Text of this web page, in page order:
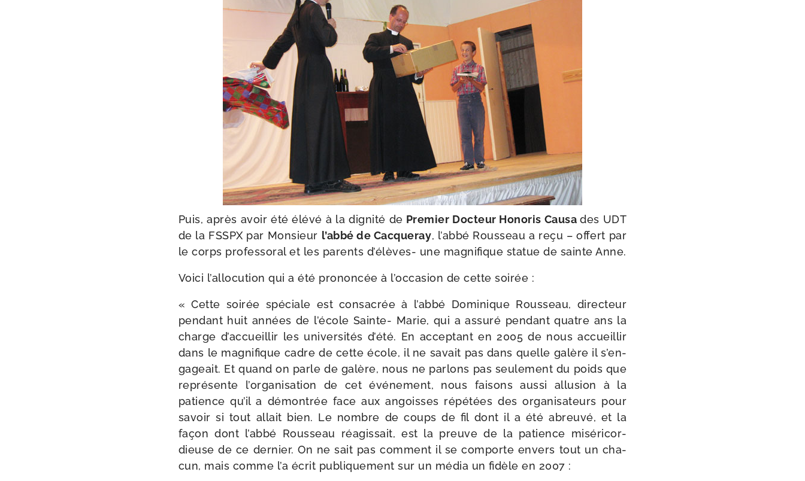
Puis, après avoir été élé­vé à la digni­té de Premier Docteur Honoris Causades UDT
de la FSSPX par Monsieur l’ab­bé de Cacqueray, l’ab­bé Rousseau a reçu – offert par
le corps pro­fes­so­ral et les parents d’élèves- une magni­fique sta­tue de sainte Anne.
Voici l’al­lo­cu­tion qui a été pro­non­cée à l’oc­ca­sion de cette soirée :
« Cette soi­rée spé­ciale est consa­crée à l’ab­bé Dominique Rousseau, direc­teur
pen­dant huit années de l’é­cole Sainte- Marie, qui a assu­ré pen­dant quatre ans la
charge d’ac­cueillir les uni­ver­si­tés d’é­té. En accep­tant en 2005 de nous accueillir
dans le magni­fique cadre de cette école, il ne savait pas dans quelle galère il s’en­
ga­geait. Et quand on parle de galère, nous ne par­lons pas seule­ment du poids que
repré­sente l’or­ga­ni­sa­tion de cet évé­ne­ment, nous fai­sons aus­si allu­sion à la
patience qu’il a démon­trée face aux angoisses répé­tées des orga­ni­sa­teurs pour
savoir si tout allait bien. Le nombre de coups de fil dont il a été abreu­vé, et la
façon dont l’ab­bé Rousseau réagis­sait, est la preuve de la patience misé­ri­cor­
dieuse de ce der­nier. On ne sait pas com­ment il se com­porte envers tout un cha­
cun, mais comme l’a écrit publi­que­ment sur un média un fidèle en 2007 :